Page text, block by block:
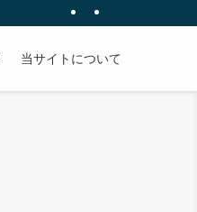
当サイトについて